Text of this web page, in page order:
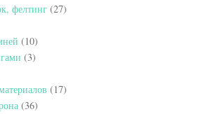
фелтинг (27)
(10)
(3)
(17)
(36)